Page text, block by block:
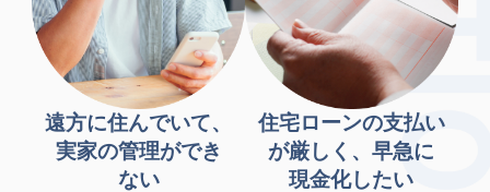
遠方に住んでいて、
実家の管理ができ
ない
住宅ローンの支払い
が厳しく、早急に
現金化したい